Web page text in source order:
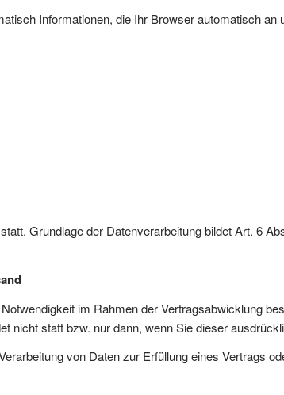
Informationen, die Ihr Browser automatisch an
Grundlage der Datenverarbeitung bildet Art. 6
im Rahmen der Vertragsabwicklung
nicht statt bzw. nur dann, wenn Sie dieser
von Daten zur Erfüllung eines Vertrags